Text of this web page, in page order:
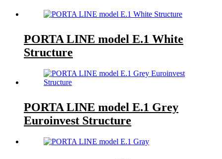
PORTA LINE model E.1 White
Structure
PORTA LINE model E.1 Grey
Euroinvest Structure